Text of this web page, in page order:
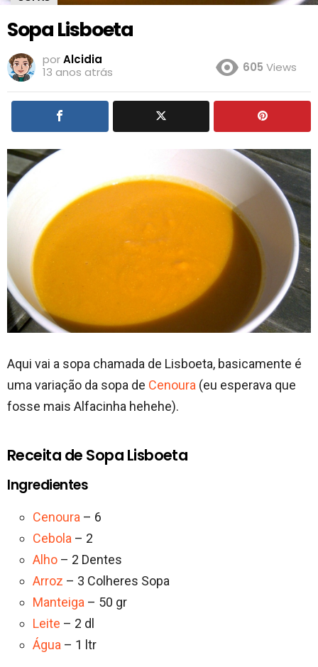
Sopa Lisboeta
porAlcidia
13 anos atrás
605 Views
Aqui vai a sopa chamada de Lisboeta, basicamente é
uma variação da sopa de Cenoura (eu esperava que
fosse mais Alfacinha hehehe).
Receita de Sopa Lisboeta
Ingredientes
Cenoura – 6
Cebola – 2
Alho – 2 Dentes
Arroz – 3 Colheres Sopa
Manteiga – 50 gr
Leite – 2 dl
Água – 1 ltr